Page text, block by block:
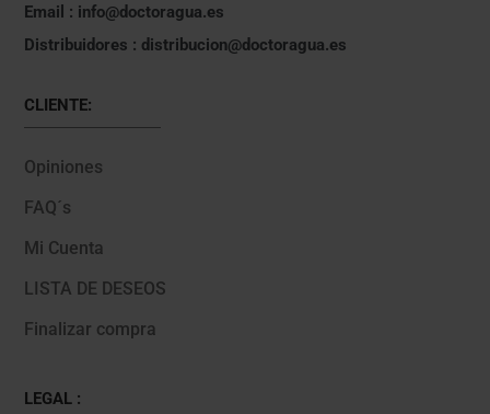
Email : info@doctoragua.es
Distribuidores : distribucion@doctoragua.es
CLIENTE:
Opiniones
FAQ´s
Mi Cuenta
LISTA DE DESEOS
Finalizar compra
LEGAL :